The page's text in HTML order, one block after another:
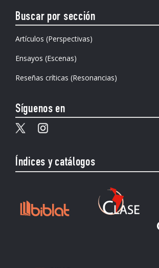
Buscar por sección
Artículos (Perspectivas)
Ensayos (Escenas)
Reseñas críticas (Resonancias)
Síguenos en
Índices y catálogos